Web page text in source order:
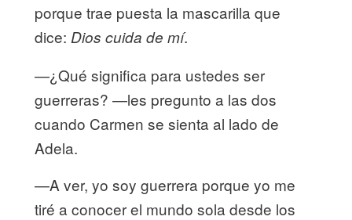
porque trae puesta la mascarilla que
dice: Dios cuida de mí.
—¿Qué significa para ustedes ser
guerreras? —les pregunto a las dos
cuando Carmen se sienta al lado de
Adela.
—A ver, yo soy guerrera porque yo me
tiré a conocer el mundo sola desde los